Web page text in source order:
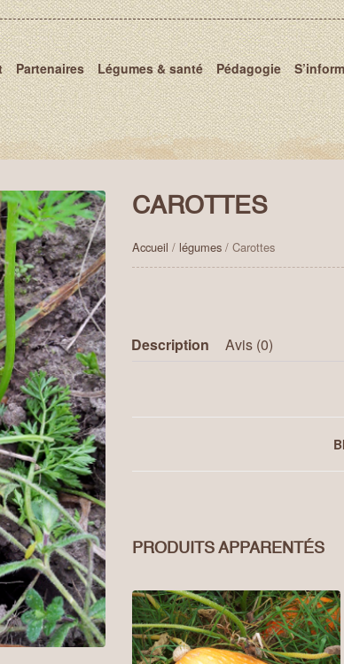
Partenaires Légumes & santé Pédagogie
CAROTTES
Accueil / légumes / Carottes
Description Avis (0)
PRODUITS APPARENTÉS